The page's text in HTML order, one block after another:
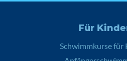
Für
Schwimmkurse für